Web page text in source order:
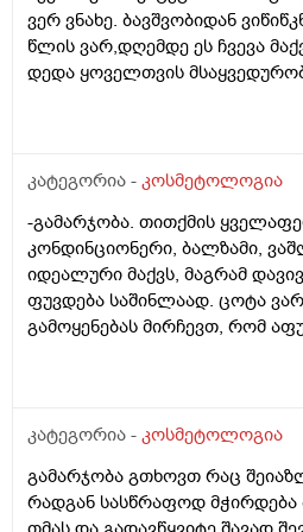
ბუნებრივი იერი დაიბრუნოს?
ვერ ვნახე. ბავშვობიდან
წლის ვარ,დღემდე ეს ჩვევა
დედა ყოველთვის
მიშლის მაგრამ მაინც ვერ
ხანს მაინც არ წავიღო ხელი
მოვუხერხო? როგორ მოვიცილო
ტუჩიდან ისე რომ მეორედ
მოსაცილებელი. ვისაც
აქვთ ზუსტად ვიცი რომ არ
დამსკდარი,ზოგჯერ
პრობლემას? გთხოვთ
დიდი მადლობა
კატეგორია - კოსმეტოლოგია
-გამარჯობა. თითქმის
კონდინციონერი, ბალზამი,
იდეალური მაქვს, მაგრამ
ფუვდება საშინლაად. ცოტა
გამოყენებას მირჩევთ, რომ
კატეგორია - კოსმეტოლოგია
გამარჯობა გთხოვთ რაც
რადგან სასწრაფოდ მჭირდება